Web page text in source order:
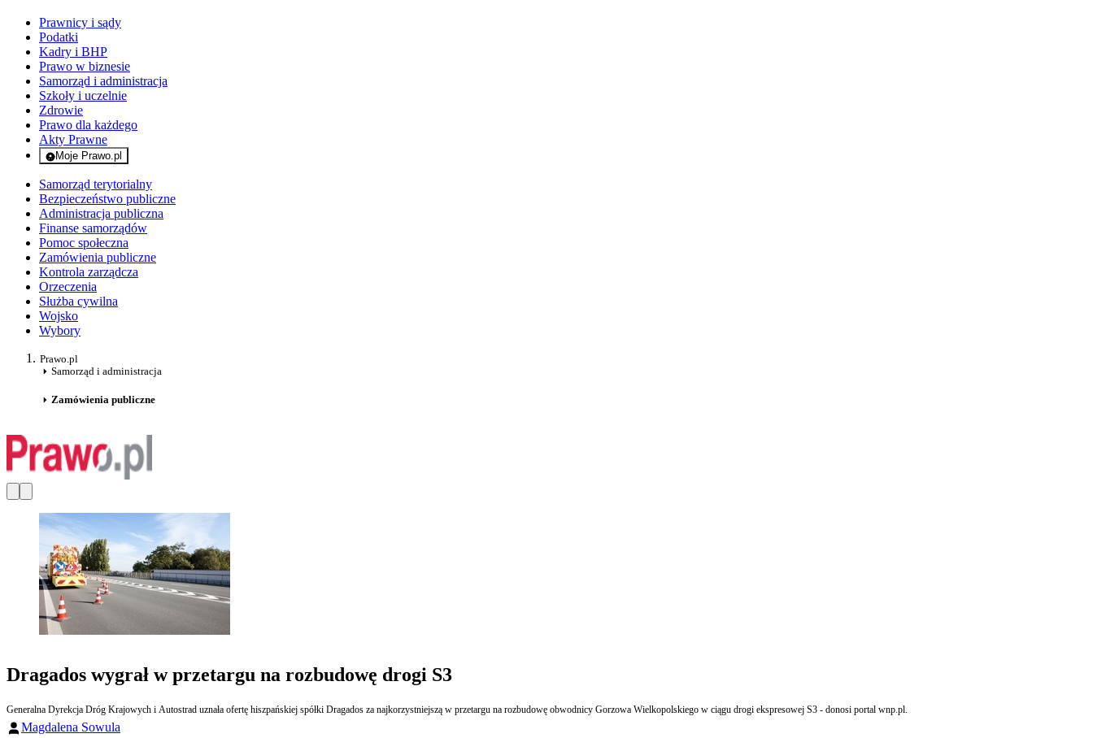
Prawnicy i sądy
Podatki
Kadry i BHP
Prawo w biznesie
Samorząd i administracja
Szkoły i uczelnie
Zdrowie
Prawo dla każdego
Akty Prawne
Moje Prawo.pl
- rejestracja i logowanie do serwisu
Samorząd terytorialny
Bezpieczeństwo publiczne
Administracja publiczna
Finanse samorządów
Pomoc społeczna
Zamówienia publiczne
Kontrola zarządcza
Orzeczenia
Służba cywilna
Wojsko
Wybory
Prawo.pl
Samorząd i administracja
Zamówienia publiczne
Dragados wygrał w przetargu na rozbudowę drogi S3
Generalna Dyrekcja Dróg Krajowych i Autostrad uznała ofertę hiszpańskiej spółki Dragados za najkorzystniejszą w przetargu na rozbudowę obwodnicy Gorzowa Wielkopolskiego w ciągu drogi ekspresowej S3 - donosi portal wnp.pl.
Magdalena Sowula